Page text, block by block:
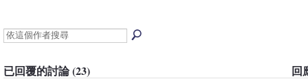
已回覆的討論 (23) 回